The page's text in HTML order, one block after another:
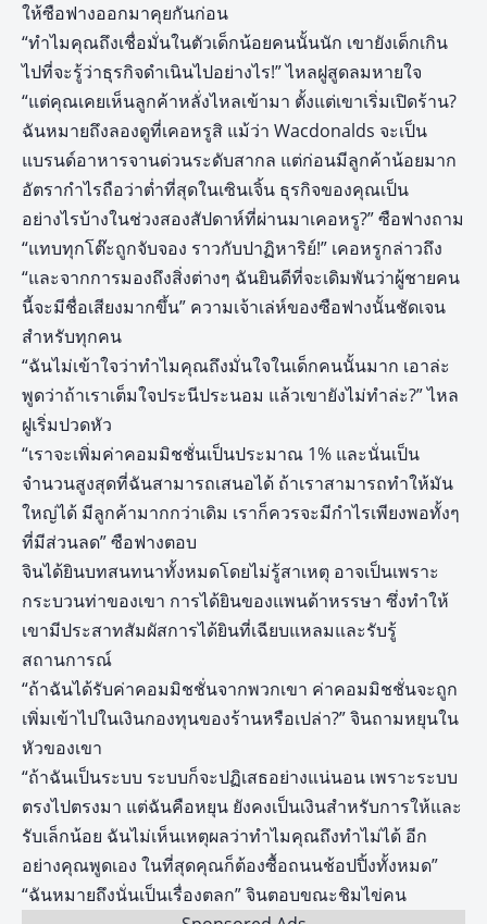
ให้ซือฟางออกมาคุยกันก่อน
“ทำไมคุณถึงเชื่อมั่นในตัวเด็กน้อยคนนั้นนัก เขายังเด็กเกิน
ไปที่จะรู้ว่าธุรกิจดำเนินไปอย่างไร!” ไหลฝูสูดลมหายใจ
“แต่คุณเคยเห็นลูกค้าหลั่งไหลเข้ามา ตั้งแต่เขาเริ่มเปิดร้าน?
ฉันหมายถึงลองดูที่เคอหรูสิ แม้ว่า Wacdonalds จะเป็น
แบรนด์อาหารจานด่วนระดับสากล แต่ก่อนมีลูกค้าน้อยมาก
อัตรากำไรถือว่าต่ำที่สุดในเซินเจิ้น ธุรกิจของคุณเป็น
อย่างไรบ้างในช่วงสองสัปดาห์ที่ผ่านมาเคอหรู?” ซือฟางถาม
“แทบทุกโต๊ะถูกจับจอง ราวกับปาฏิหาริย์!” เคอหรูกล่าวถึง
“และจากการมองถึงสิ่งต่างๆ ฉันยินดีที่จะเดิมพันว่าผู้ชายคน
นี้จะมีชื่อเสียงมากขึ้น” ความเจ้าเล่ห์ของซือฟางนั้นชัดเจน
สำหรับทุกคน
“ฉันไม่เข้าใจว่าทำไมคุณถึงมั่นใจในเด็กคนนั้นมาก เอาล่ะ
พูดว่าถ้าเราเต็มใจประนีประนอม แล้วเขายังไม่ทำล่ะ?” ไหล
ฝูเริ่มปวดหัว
“เราจะเพิ่มค่าคอมมิชชั่นเป็นประมาณ 1% และนั่นเป็น
จำนวนสูงสุดที่ฉันสามารถเสนอได้ ถ้าเราสามารถทำให้มัน
ใหญ่ได้ มีลูกค้ามากกว่าเดิม เราก็ควรจะมีกำไรเพียงพอทั้งๆ
ที่มีส่วนลด” ซือฟางตอบ
จินได้ยินบทสนทนาทั้งหมดโดยไม่รู้สาเหตุ อาจเป็นเพราะ
กระบวนท่าของเขา การได้ยินของแพนด้าหรรษา ซึ่งทำให้
เขามีประสาทสัมผัสการได้ยินที่เฉียบแหลมและรับรู้
สถานการณ์
“ถ้าฉันได้รับค่าคอมมิชชั่นจากพวกเขา ค่าคอมมิชชั่นจะถูก
เพิ่มเข้าไปในเงินกองทุนของร้านหรือเปล่า?” จินถามหยุนใน
หัวของเขา
“ถ้าฉันเป็นระบบ ระบบก็จะปฏิเสธอย่างแน่นอน เพราะระบบ
ตรงไปตรงมา แต่ฉันคือหยุน ยังคงเป็นเงินสำหรับการให้และ
รับเล็กน้อย ฉันไม่เห็นเหตุผลว่าทำไมคุณถึงทำไม่ได้ อีก
อย่างคุณพูดเอง ในที่สุดคุณก็ต้องซื้อถนนช้อปปิ้งทั้งหมด”
“ฉันหมายถึงนั่นเป็นเรื่องตลก” จินตอบขณะชิมไข่คน